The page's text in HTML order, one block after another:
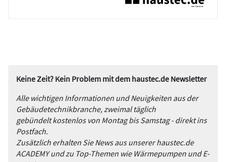
Keine Zeit? Kein Problem mit dem haustec.de Newsletter
Alle wichtigen Informationen und Neuigkeiten aus der
Gebäudetechnikbranche, zweimal täglich
gebündelt kostenlos von Montag bis Samstag - direkt ins
Postfach.
Zusätzlich erhalten Sie News aus unserer haustec.de
ACADEMY und zu Top-Themen wie Wärmepumpen und E-